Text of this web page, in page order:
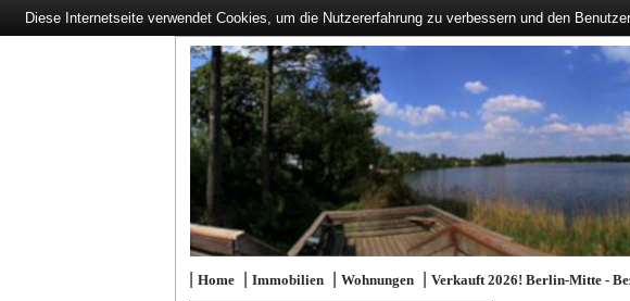
| Home| Immobilien| Wohnungen| Verkauft 2026! Berlin-Mitte -
Diese Internetseite verwendet Cookies, um die Nutzererfahrung zu verbessern und den